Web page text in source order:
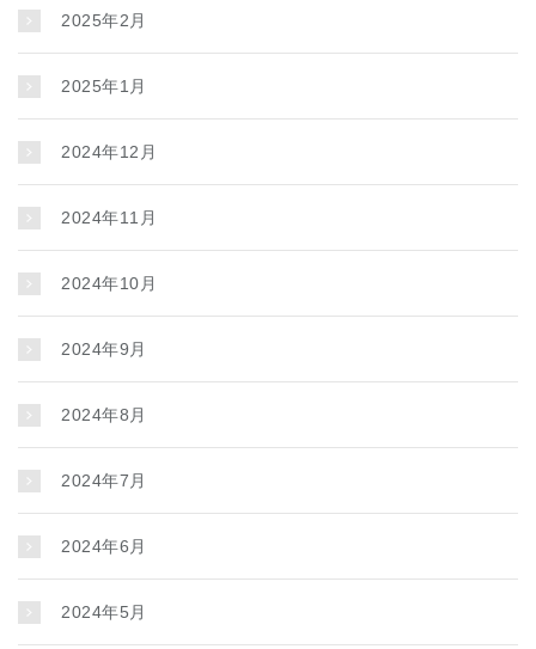
2025年2月
2025年1月
2024年12月
2024年11月
2024年10月
2024年9月
2024年8月
2024年7月
2024年6月
2024年5月